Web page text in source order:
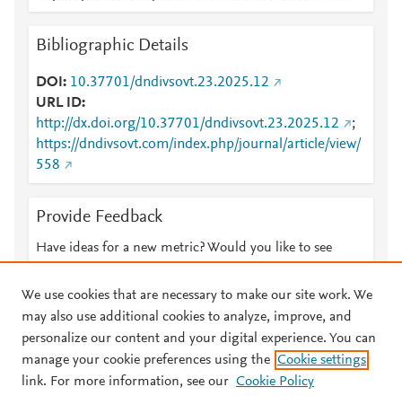
Bibliographic Details
DOI
10.37701/dndivsovt.23.2025.12
URL ID
http://dx.doi.org/10.37701/dndivsovt.23.2025.12
;
https://dndivsovt.com/index.php/journal/article/view/
558
Provide Feedback
Have ideas for a new metric? Would you like to see
© 2026 Plum Analytics Terms and Conditions Privacy policy
We use cookies that are necessary to make our site work. We
may also use additional cookies to analyze, improve, and
personalize our content and your digital experience. You can
manage your cookie preferences using the Cookie settings
link. For more information, see our Cookie Policy